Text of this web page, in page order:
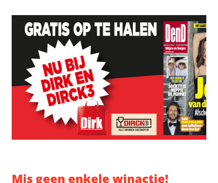
Mis geen enkele winactie!